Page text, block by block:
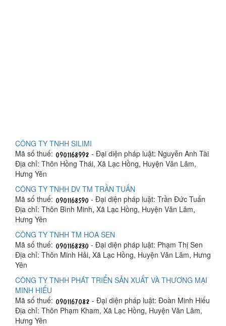
CÔNG TY TNHH SILIMI
Mã số thuế:
- Đại diện pháp luật: Nguyễn Anh Tài
Địa chỉ: Thôn Hồng Thái, Xã Lạc Hồng, Huyện Văn Lâm,
Hưng Yên
CÔNG TY TNHH DV TM TRẦN TUẤN
Mã số thuế:
- Đại diện pháp luật: Trần Đức Tuấn
Địa chỉ: Thôn Bình Minh, Xã Lạc Hồng, Huyện Văn Lâm,
Hưng Yên
CÔNG TY TNHH TM HOA SEN
Mã số thuế:
- Đại diện pháp luật: Phạm Thị Sen
Địa chỉ: Thôn Minh Hải, Xã Lạc Hồng, Huyện Văn Lâm, Hưng
Yên
CÔNG TY TNHH PHÁT TRIỂN SẢN XUẤT VÀ THƯƠNG MẠI
MINH HIẾU
Mã số thuế:
- Đại diện pháp luật: Đoàn Minh Hiếu
Địa chỉ: Thôn Phạm Kham, Xã Lạc Hồng, Huyện Văn Lâm,
Hưng Yên